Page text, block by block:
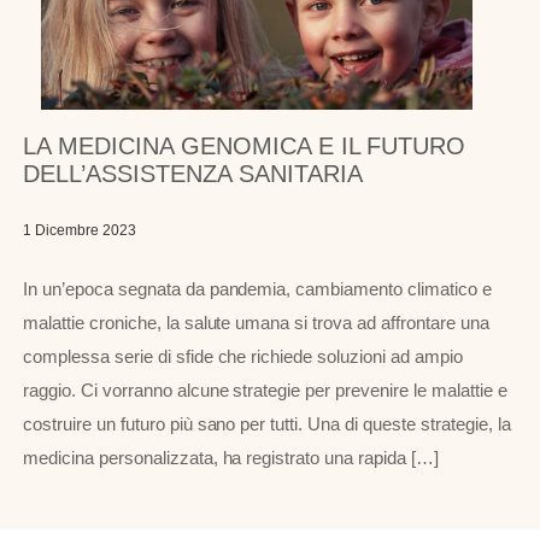
LA MEDICINA GENOMICA E IL FUTURO
DELL’ASSISTENZA SANITARIA
1 Dicembre 2023
In un’epoca segnata da pandemia, cambiamento climatico e
malattie croniche, la salute umana si trova ad affrontare una
complessa serie di sfide che richiede soluzioni ad ampio
raggio. Ci vorranno alcune strategie per prevenire le malattie e
costruire un futuro più sano per tutti. Una di queste strategie, la
medicina personalizzata, ha registrato una rapida […]